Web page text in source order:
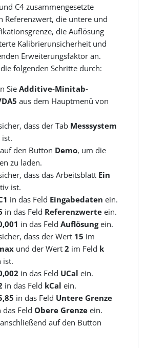
C4 zusammengesetzte
Referenzwert, die untere und
die Auflösung
Kalibrierunsicherheit und
Erweiterungsfaktor an.
folgenden Schritte durch:
SieAdditive-Minitab-
aus dem Hauptmenü von
dass der Tab Messsystem
den Button Demo, um die
zu laden.
dass das Arbeitsblatt Ein
ist.
in das Feld Eingabedaten ein.
in das Feld Referenzwerte ein.
in das FeldAuflösungein.
dass der Wert 15 im
und der Wert2 im Feld k
ist.
in das Feld UCal ein.
in das Feld kCal ein.
in das Feld Untere Grenze
das FeldObere Grenze ein.
auf den Button